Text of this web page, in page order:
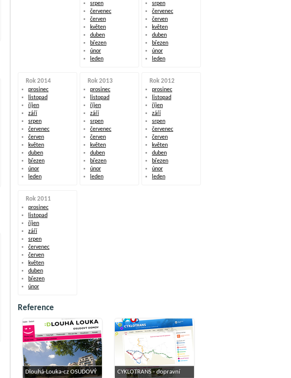
srpen
červenec
červen
květen
duben
březen
únor
leden
srpen
červenec
červen
květen
duben
březen
únor
leden
Rok 2014
prosinec
listopad
říjen
září
srpen
červenec
červen
květen
duben
březen
únor
leden
Rok 2013
prosinec
listopad
říjen
září
srpen
červenec
červen
květen
duben
březen
únor
leden
Rok 2012
prosinec
listopad
říjen
září
srpen
červenec
červen
květen
duben
březen
únor
leden
Rok 2011
prosinec
listopad
říjen
září
srpen
červenec
červen
květen
duben
březen
únor
Reference
Dlouhá-Louka-cz OSUDOVÝ
CYKLOTRANS - dopravní